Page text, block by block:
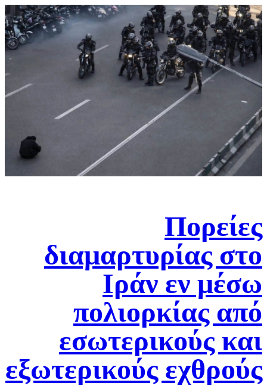
Πορείες
διαμαρτυρίας στο
Ιράν εν μέσω
πολιορκίας από
εσωτερικούς και
εξωτερικούς εχθρούς